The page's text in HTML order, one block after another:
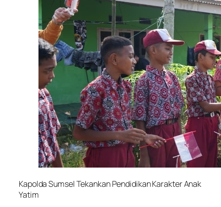
Kapolda Sumsel Tekankan Pendidikan Karakter Anak
Yatim